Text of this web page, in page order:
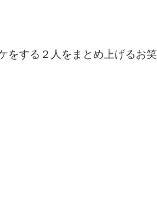
をする２人をまとめ上げるお